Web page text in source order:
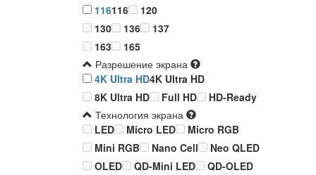
116116
120
130
136
137
163
165
Разрешение экрана
4K Ultra HD4K Ultra HD
8K Ultra HD
Full HD
HD-Ready
Технология экрана
LED
Micro LED
Micro RGB
Mini RGB
Nano Cell
Neo QLED
OLED
QD-Mini LED
QD-OLED